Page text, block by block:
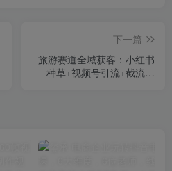
下一篇
旅游赛道全域获客：小红书
种草+视频号引流+截流打